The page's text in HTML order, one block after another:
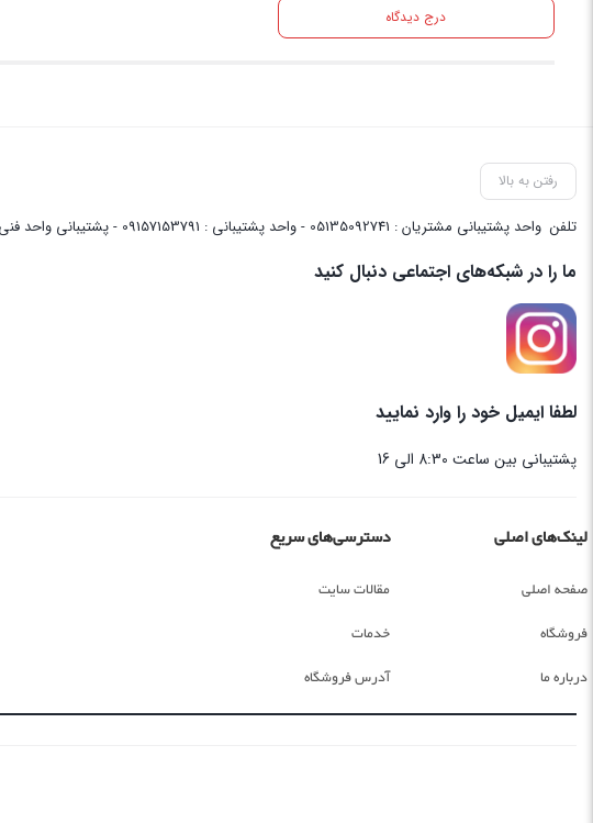
درج دیدگاه
رفتن به بالا
تلفن واحد پشتیبانی مشتریان : 05135092741 - واحد پشتیبانی : 09157153791 - پشتیبانی واحد فنی سایت : 09058048656
ما را در شبکه‌های اجتماعی دنبال کنید
لطفا ایمیل خود را وارد نمایید
پشتیبانی بین ساعت 8:30 الی 16
لینک‌های اصلی
صفحه اصلی
فروشگاه
درباره ما
دسترسی‌های سریع
مقالات سایت
خدمات
آدرس فروشگاه